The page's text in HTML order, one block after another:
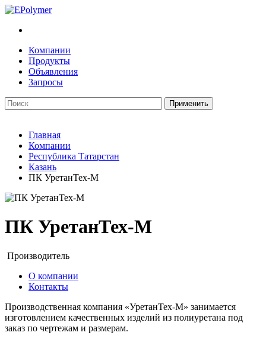
Компании
Продукты
Объявления
Запросы
Главная
Компании
Республика Татарстан
Казань
ПК УретанТех-М
ПК УретанТех-М
Производитель
О компании
Контакты
Производственная компания «УретанТех-М» занимается
изготовлением качественных изделий из полиуретана под
заказ по чертежам и размерам.